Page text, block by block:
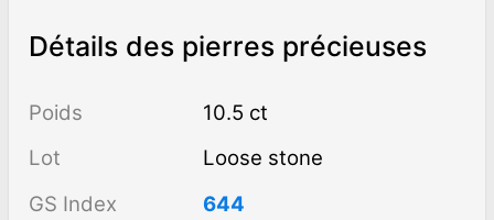
Détails des pierres précieuses
Poids
10.5 ct
Lot
Loose stone
GS Index
644